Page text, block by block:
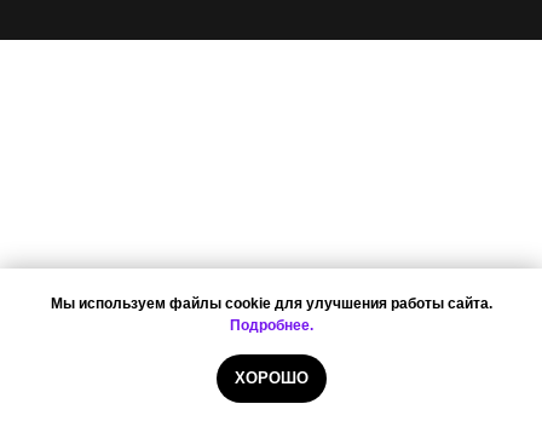
Мы используем файлы cookie для улучшения работы сайта.
Подробнее.
ХОРОШО